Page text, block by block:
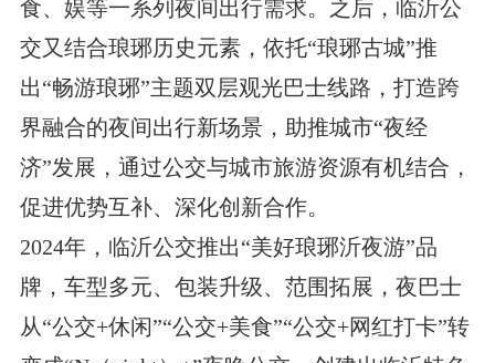
食、娱等一系列夜间出行需求。之后，临沂公
交又结合琅琊历史元素，依托“琅琊古城”推
出“畅游琅琊”主题双层观光巴士线路，打造跨
界融合的夜间出行新场景，助推城市“夜经
济”发展，通过公交与城市旅游资源有机结合，
促进优势互补、深化创新合作。
2024年，临沂公交推出“美好琅琊沂夜游”品
牌，车型多元、包装升级、范围拓展，夜巴士
从“公交+休闲”“公交+美食”“公交+网红打卡”转